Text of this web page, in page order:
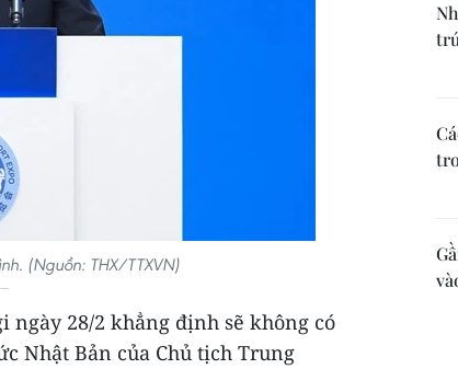
(Nguồn: THX/TTXVN)
ngày 28/2 khẳng định sẽ không có
Nhật Bản của Chủ tịch Trung